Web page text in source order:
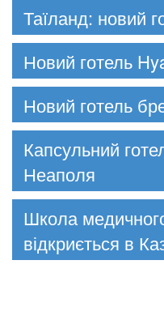
Таїланд: новий
Новий готель
Новий готель
Капсульний
Неаполя
Школа
відкриється в